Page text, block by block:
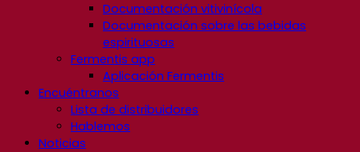
Documentación vitivinícola
Documentación sobre las bebidas
espirituosas
Fermentis app
Aplicación Fermentis
Encuéntranos
Lista de distribuidores
Hablemos
Noticias